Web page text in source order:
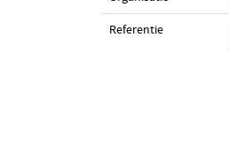
Referentie